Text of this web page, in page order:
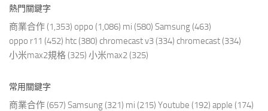
熱門關鍵字
商業合作 (1,353) oppo (1,086) mi (580) Samsung (463)
oppo r11 (452) htc (380) chromecast v3 (334) chromecast (334)
小米max2規格 (325) 小米max2 (325)
常用關鍵字
商業合作 (657) Samsung (321) mi (215) Youtube (192) apple (174)